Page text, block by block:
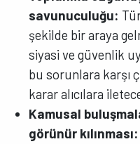
savunuculuğu:
şekilde bir araya
siyasi ve güvenlik
bu sorunlara karşı
karar alıcılara
Kamusal
görünür kılınması: